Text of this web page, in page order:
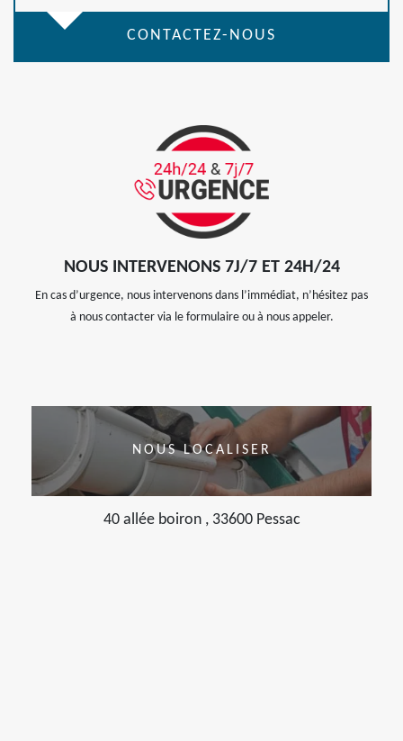
CONTACTEZ-NOUS
NOUS INTERVENONS 7J/7 ET 24H/24
En cas d’urgence, nous intervenons dans l’immédiat, n’hésitez pas
à nous contacter via le formulaire ou à nous appeler.
NOUS LOCALISER
40 allée boiron , 33600 Pessac